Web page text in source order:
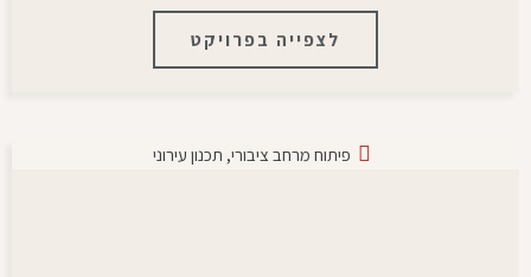
לצפייה בפרויקט
פיתוח מרחב ציבורי, תכנון עירוני